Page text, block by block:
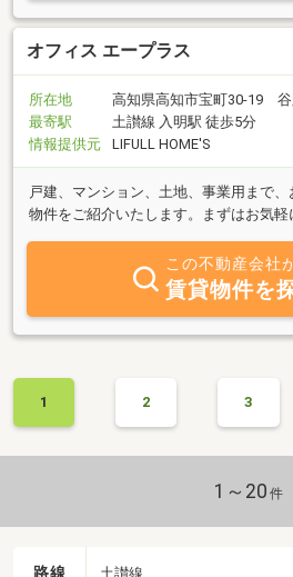
下さい。皆様のお力になります。
オフィス エープラス
所在地
高知県高知市宝町30-19 谷
最寄駅
土讃線 入明駅 徒歩5分
情報提供元
LIFULL HOME'S
戸建、マンション、土地、事業用まで
物件をご紹介いたします。まずはお気軽
この不動産会社
賃貸物件を
1 2 3
1～20 件
路線 土讃線